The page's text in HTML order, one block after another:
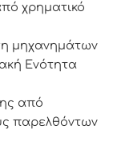
χρηματικό
μηχανημάτων
Ενότητα
από
παρελθόντων